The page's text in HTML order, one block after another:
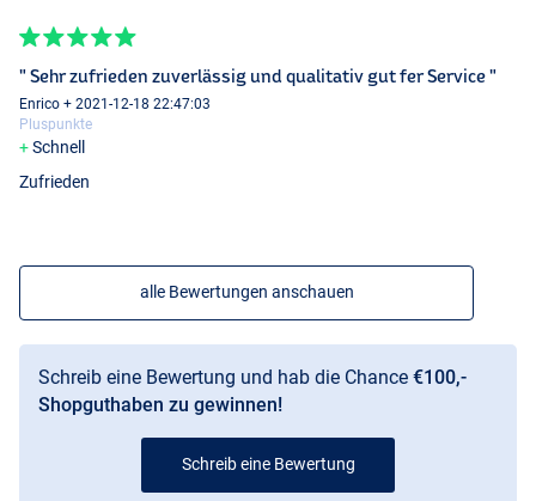
" Sehr zufrieden zuverlässig und qualitativ gut fer Service "
Enrico + 2021-12-18 22:47:03
Pluspunkte
Schnell
Zufrieden
alle Bewertungen anschauen
Schreib eine Bewertung und hab die Chance €100,-
Shopguthaben zu gewinnen!
Schreib eine Bewertung